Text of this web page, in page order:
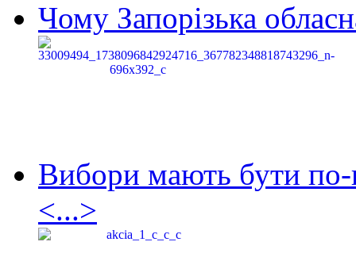
Чому Запорізька
Вибори мають бути по-
<...>